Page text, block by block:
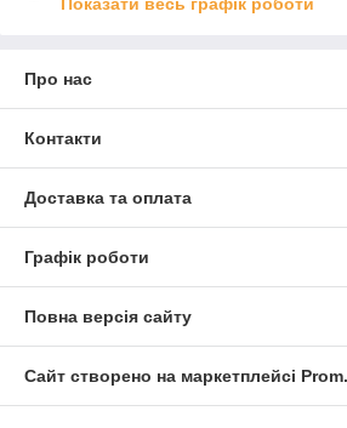
Про нас
Контакти
Доставка та оплата
Графік роботи
Повна версія сайту
Сайт створено на маркетплейсі